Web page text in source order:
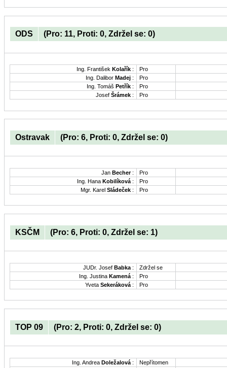
ODS (Pro: 11, Proti: 0, Zdržel se: 0)
Ing. František Kolařík :
Pro
Ing. Dalibor Madej :
Pro
Ing. Tomáš Petřík :
Pro
Josef Šrámek : Pro
Ostravak (Pro: 6, Proti: 0, Zdržel se: 0)
Jan Becher:
Pro
Ing. Hana Kobilíková :
Pro
Mgr. Karel Sládeček : Pro
KSČM (Pro: 6, Proti: 0, Zdržel se: 1)
JUDr. Josef Babka :
Zdržel se
Ing. Justina Kamená :
Pro
Yveta Sekeráková : Pro
TOP 09 (Pro: 2, Proti: 0, Zdržel se: 0)
Ing. Andrea Doležalová :
Nepřítomen